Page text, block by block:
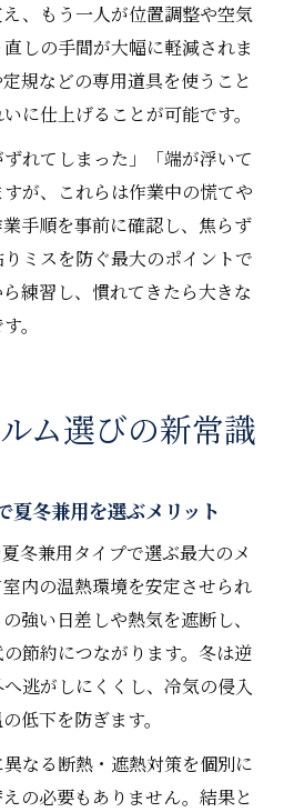
、もう一人が位置調整や空気
しの手間が大幅に軽減されま
規などの専用道具を使うこと
に仕上げることが可能です。
れてしまった」「端が浮いて
が、これらは作業中の慌てや
手順を事前に確認し、焦らず
ミスを防ぐ最大のポイントで
練習し、慣れてきたら大きな
。
ム選びの新常識
夏冬兼用を選ぶメリット
冬兼用タイプで選ぶ最大のメ
内の温熱環境を安定させられ
強い日差しや熱気を遮断し、
節約につながります。冬は逆
逃がしにくくし、冷気の侵入
低下を防ぎます。
なる断熱・遮熱対策を個別に
の必要もありません。結果と